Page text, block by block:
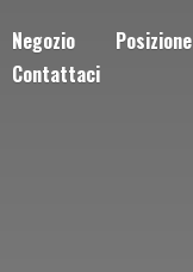
Negozio
Posizione
Contattaci